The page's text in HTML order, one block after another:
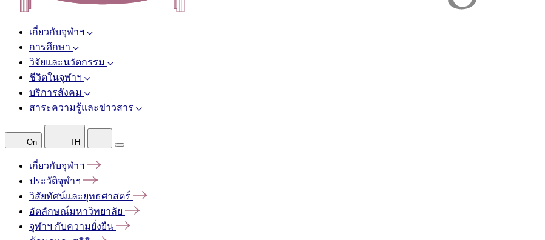
เกี่ยวกับจุฬาฯ
การศึกษา
วิจัยและนวัตกรรม
ชีวิตในจุฬาฯ
บริการสังคม
สาระความรู้และข่าวสาร
On TH
เกี่ยวกับจุฬาฯ
ประวัติจุฬาฯ
วิสัยทัศน์และยุทธศาสตร์
อัตลักษณ์มหาวิทยาลัย
จุฬาฯ กับความยั่งยืน